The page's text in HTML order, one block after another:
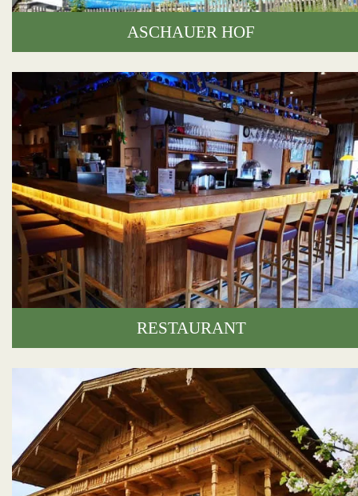
ASCHAUER HOF
RESTAURANT